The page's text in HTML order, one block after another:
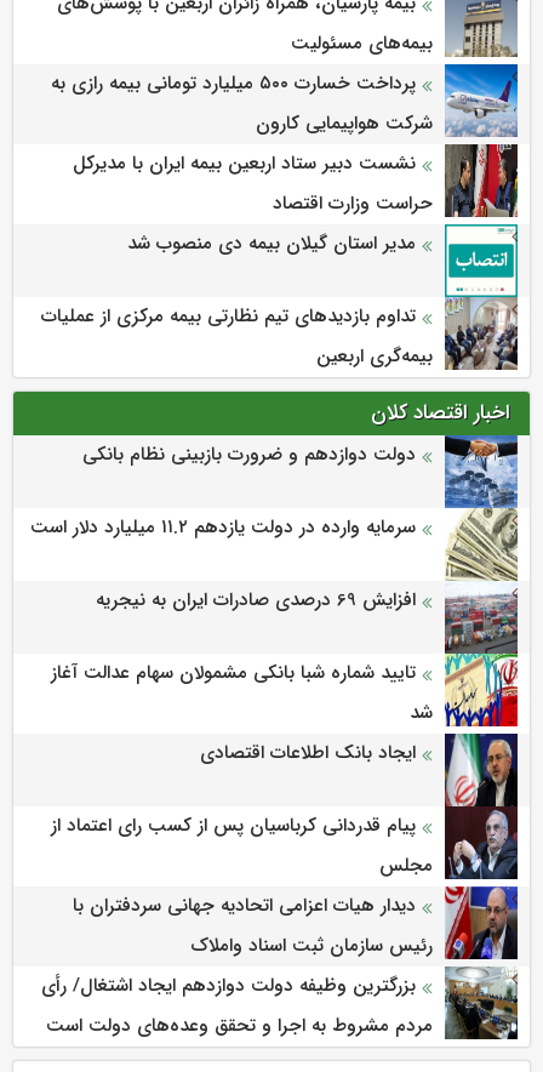
بیمه‌های مسئولیت
پرداخت خسارت ۵۰۰ میلیارد تومانی بیمه رازی به
شرکت هواپیمایی کارون
نشست دبیر ستاد اربعین بیمه ایران با مدیرکل
حراست وزارت اقتصاد
مدیر استان گیلان بیمه دی منصوب شد
تداوم بازدیدهای تیم نظارتی بیمه مرکزی از عملیات
بیمه‌گری اربعین
اخبار اقتصاد کلان
دولت دوازدهم و ضرورت بازبینی نظام بانکی
سرمایه وارده در دولت یازدهم ۱۱.۲ میلیارد دلار است
افزایش 69 درصدی صادرات ایران به نیجریه
تایید شماره شبا بانکی مشمولان سهام عدالت آغاز
شد
ایجاد بانک اطلاعات اقتصادی
پیام قدردانی کرباسیان پس از کسب رای اعتماد از
مجلس
دیدار هیات اعزامی اتحادیه جهانی سردفتران با
رئیس سازمان ثبت اسناد واملاک
بزرگترین وظیفه دولت دوازدهم ایجاد اشتغال/ رأی
مردم مشروط به اجرا و تحقق وعده‌های دولت است